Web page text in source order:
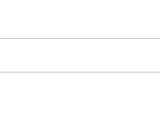
の
ペ